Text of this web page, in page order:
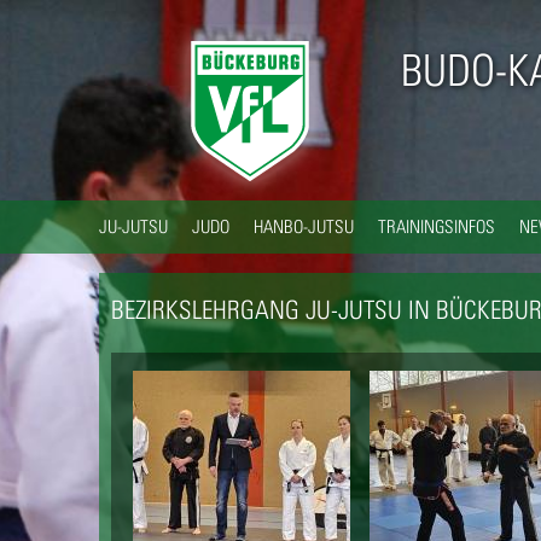
BUDO-
JU-JUTSU JUDO HANBO-JUTSU TRAININGSINFOS
BEZIRKSLEHRGANG JU-JUTSU IN